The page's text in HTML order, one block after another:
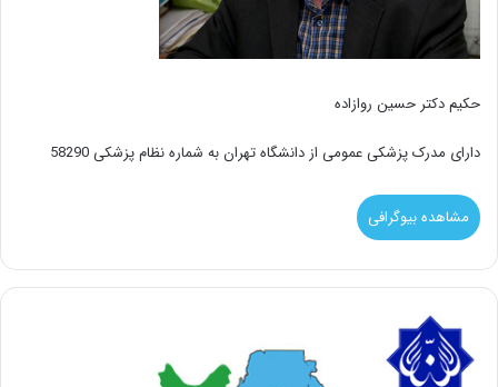
حکیم دکتر حسین روازاده
دارای مدرک پزشکی عمومی از دانشگاه تهران به شماره نظام پزشکی 58290
مشاهده بیوگرافی